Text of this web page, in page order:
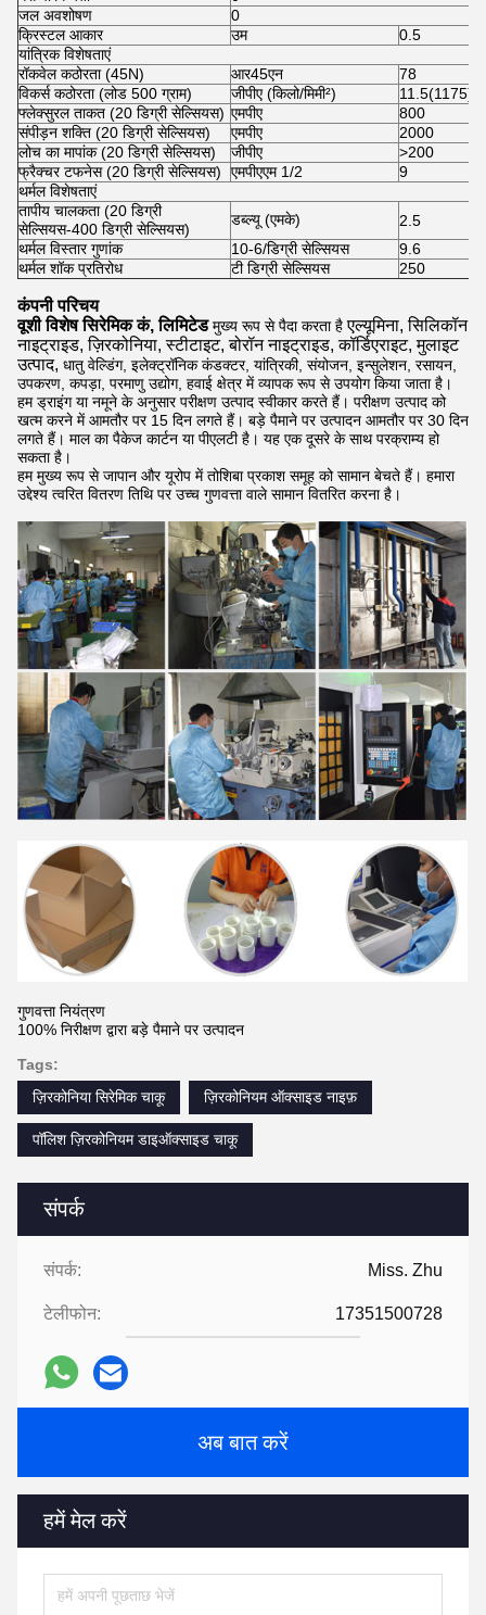
संपर्क
संपर्क: Miss. Zhu
टेलीफोन: 17351500728
अब बात करें
हमें मेल करें
जल अवशोषण
0
क्रिस्टल आकार
उम
0.5
यांत्रिक विशेषताएं
रॉकवेल कठोरता (45N)
आर45एन
78
विकर्स कठोरता (लोड 500 ग्राम)
जीपीए (किलो/मिमी²)
11.5(1175)
फ्लेक्सुरल ताकत (20 डिग्री सेल्सियस) एमपीए
800
संपीड़न शक्ति (20 डिग्री सेल्सियस)
एमपीए
2000
लोच का मापांक (20 डिग्री सेल्सियस)
जीपीए
>200
फ्रैक्चर टफनेस (20 डिग्री सेल्सियस)
एमपीएएम 1/2
9
थर्मल विशेषताएं
तापीय चालकता (20 डिग्री
सेल्सियस-400 डिग्री सेल्सियस)
डब्ल्यू (एमके)
2.5
थर्मल विस्तार गुणांक
10-6/डिग्री सेल्सियस
9.6
थर्मल शॉक प्रतिरोध
टी डिग्री सेल्सियस 250
कंपनी परिचय
वूशी विशेष सिरेमिक कं, लिमिटेडमुख्य रूप से पैदा करता हैएल्यूमिना, सिलिकॉन
नाइट्राइड, ज़िरकोनिया, स्टीटाइट, बोरॉन नाइट्राइड, कॉर्डिएराइट, मुलाइट
उत्पाद, धातु वेल्डिंग, इलेक्ट्रॉनिक कंडक्टर, यांत्रिकी, संयोजन, इन्सुलेशन, रसायन,
उपकरण, कपड़ा, परमाणु उद्योग, हवाई क्षेत्र में व्यापक रूप से उपयोग किया जाता है।
हम ड्राइंग या नमूने के अनुसार परीक्षण उत्पाद स्वीकार करते हैं। परीक्षण उत्पाद को
खत्म करने में आमतौर पर 15 दिन लगते हैं। बड़े पैमाने पर उत्पादन आमतौर पर 30 दिन
लगते हैं। माल का पैकेज कार्टन या पीएलटी है। यह एक दूसरे के साथ परक्राम्य हो
सकता है।
हम मुख्य रूप से जापान और यूरोप में तोशिबा प्रकाश समूह को सामान बेचते हैं। हमारा
उद्देश्य त्वरित वितरण तिथि पर उच्च गुणवत्ता वाले सामान वितरित करना है।
गुणवत्ता नियंत्रण
100% निरीक्षण द्वारा बड़े पैमाने पर उत्पादन
Tags:
ज़िरकोनिया सिरेमिक चाकू
ज़िरकोनियम ऑक्साइड नाइफ़
पॉलिश ज़िरकोनियम डाइऑक्साइड चाकू